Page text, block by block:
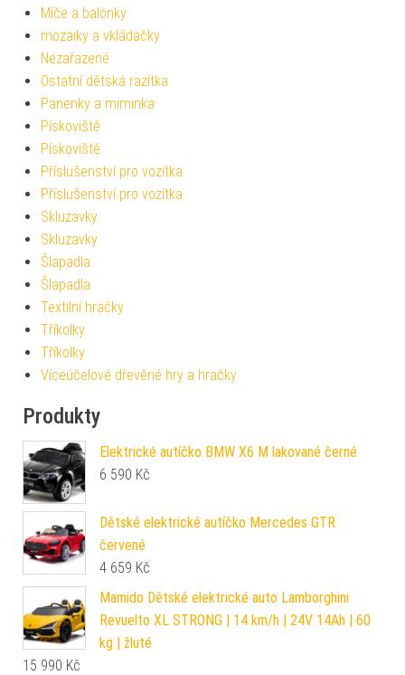
Míče a balónky
mozaiky a vkládačky
Nezařazené
Ostatní dětská razítka
Panenky a miminka
Pískoviště
Pískoviště
Příslušenství pro vozítka
Příslušenství pro vozítka
Skluzavky
Skluzavky
Šlapadla
Šlapadla
Textilní hračky
Tříkolky
Tříkolky
Víceúčelové dřevěné hry a hračky
Produkty
Elektrické autíčko BMW X6 M lakované černé
6 590 Kč
Dětské elektrické autíčko Mercedes GTR
červené
4 659 Kč
Mamido Dětské elektrické auto Lamborghini
Revuelto XL STRONG | 14 km/h | 24V 14Ah | 60
kg | žluté
15 990 Kč